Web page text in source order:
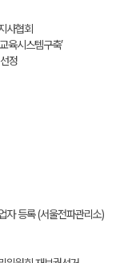
사협회
육시스템구축’
정
자 등록 (서울전파관리소)
계법령, 상/
릅니다.
로만 서비스
리
신청해야
서
만처리 및
리책임자 및
경우에는
센터로
해를 통한
수